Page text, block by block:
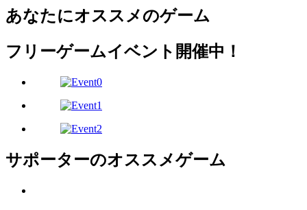
あなたにオススメのゲーム
フリーゲームイベント開催中！
サポーターのオススメゲーム